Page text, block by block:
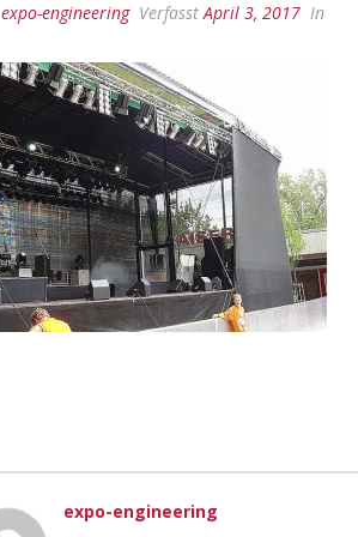
expo-engineering VerfasstApril 3, 2017 In
expo-engineering